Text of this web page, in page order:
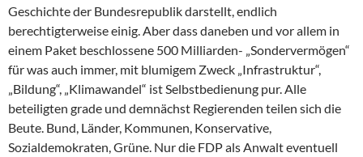
Geschichte der Bundesrepublik darstellt, endlich
berechtigterweise einig. Aber dass daneben und vor allem in
einem Paket beschlossene 500 Milliarden- „Sondervermögen“
für was auch immer, mit blumigem Zweck „Infrastruktur“,
„Bildung“, „Klimawandel“ ist Selbstbedienung pur. Alle
beteiligten grade und demnächst Regierenden teilen sich die
Beute. Bund, Länder, Kommunen, Konservative,
Sozialdemokraten, Grüne. Nur die FDP als Anwalt eventuell